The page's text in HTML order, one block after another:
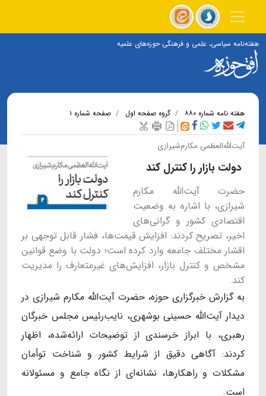
هفته‌نامه سیاسی، علمی و فرهنگی حوزه‌های علمیه
هفته نامه شماره ۸۸۰ گروه صفحه اول صفحه شماره ۱
آیت‌الله‌العظمی مکارم‌شیرازی
دولت بازار را کنترل کند
حضرت آیت‌الله مکارم
شیرازی، با اشاره به وضعیت
اقتصادی کشور و گرانی‌های
اخیر، تصریح کردند: افزایش قیمت‌ها، فشار قابل توجهی بر
اقشار مختلف جامعه وارد کرده است؛ دولت با وضع قوانین
مشخص و کنترل بازار، افزایش‌های غیرمتعارف را مدیریت
کند.
به گزارش خبرگزاری حوزه، حضرت آیت‌الله مکارم شیرازی در
دیدار آیت‌الله حسینی بوشهری، نایب‌رئیس مجلس خبرگان
رهبری، با ابراز خرسندی از توضیحات ارائه‌شده، اظهار
کردند: آگاهی دقیق از شرایط کشور و شناخت توأمان
مشکلات و راهکارها، نشانه‌ای از نگاه جامع و مسئولانه
است.